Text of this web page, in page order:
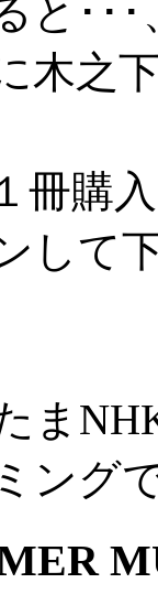
と･･･
木之
冊購
して
ま
ング